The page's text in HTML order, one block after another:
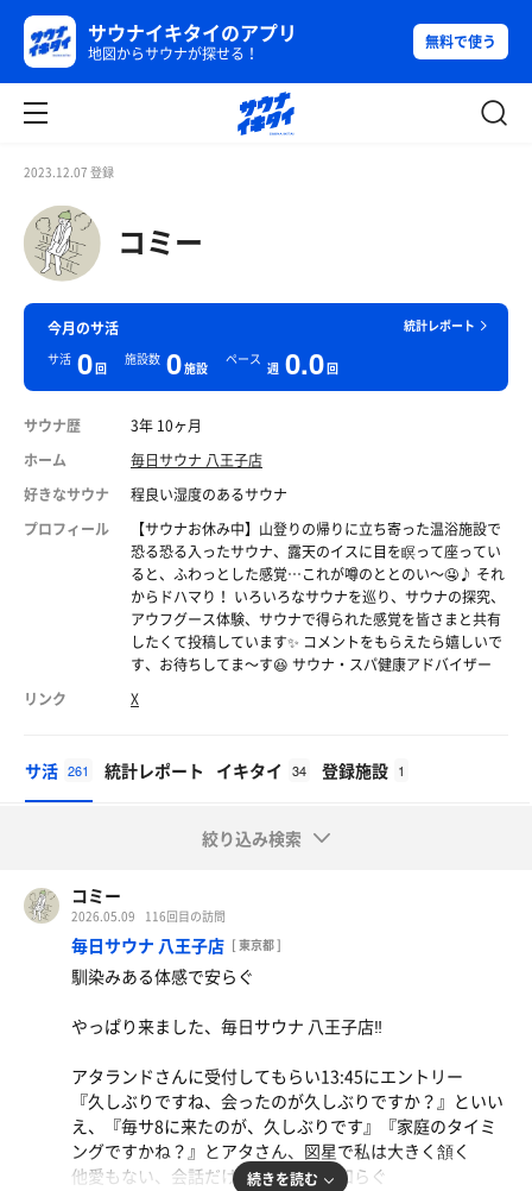
サウナイキタイのアプリ
地図からサウナが探せる！
無料で使う
2023.12.07 登録
コミー
統計レポート
今月のサ活
サ活 0回
施設数 0施設
ペース
週 0.0回
サウナ歴
3年 10ヶ月
ホーム
毎日サウナ 八王子店
好きなサウナ
程良い湿度のあるサウナ
プロフィール
【サウナお休み中】山登りの帰りに立ち寄った温浴施設で
恐る恐る入ったサウナ、露天のイスに目を瞑って座ってい
ると、ふわっとした感覚…これが噂のととのい〜🤤♪ それ
からドハマり！ いろいろなサウナを巡り、サウナの探究、
アウフグース体験、サウナで得られた感覚を皆さまと共有
したくて投稿しています✨ コメントをもらえたら嬉しいで
す、お待ちしてま〜す😆 サウナ・スパ健康アドバイザー
リンク
X
サ活 261 統計レポート イキタイ 34 登録施設 1
絞り込み検索
コミー
2026.05.09 116回目の訪問
毎日サウナ 八王子店 [ 東京都 ]
馴染みある体感で安らぐ
やっぱり来ました、毎日サウナ 八王子店‼️
アタランドさんに受付してもらい13:45にエントリー
『久しぶりですね、会ったのが久しぶりですか？』といい
え、『毎サ8に来たのが、久しぶりです』『家庭のタイミ
ングですかね？』とアタさん、図星で私は大きく頷く
他愛もない、会話だけれど気持ちが和らぐ
続きを読む